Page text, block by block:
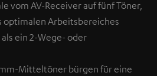
vom AV-Receiver auf fünf Töner,
optimalen Arbeitsbereiches
ein 2-Wege- oder
Mitteltöner bürgen für eine